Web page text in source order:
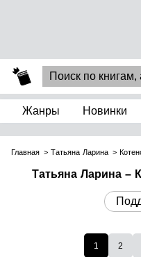
Жанры Новинки
Главная Татьяна Ларина
Татьяна Ларина –
1 2